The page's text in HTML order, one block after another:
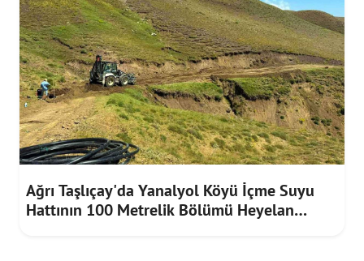
Ağrı Taşlıçay'da Yanalyol Köyü İçme Suyu
Hattının 100 Metrelik Bölümü Heyelan